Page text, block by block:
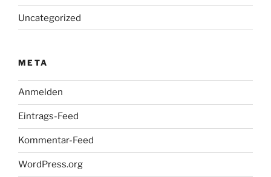
Uncategorized
META
Anmelden
Eintrags-Feed
Kommentar-Feed
WordPress.org